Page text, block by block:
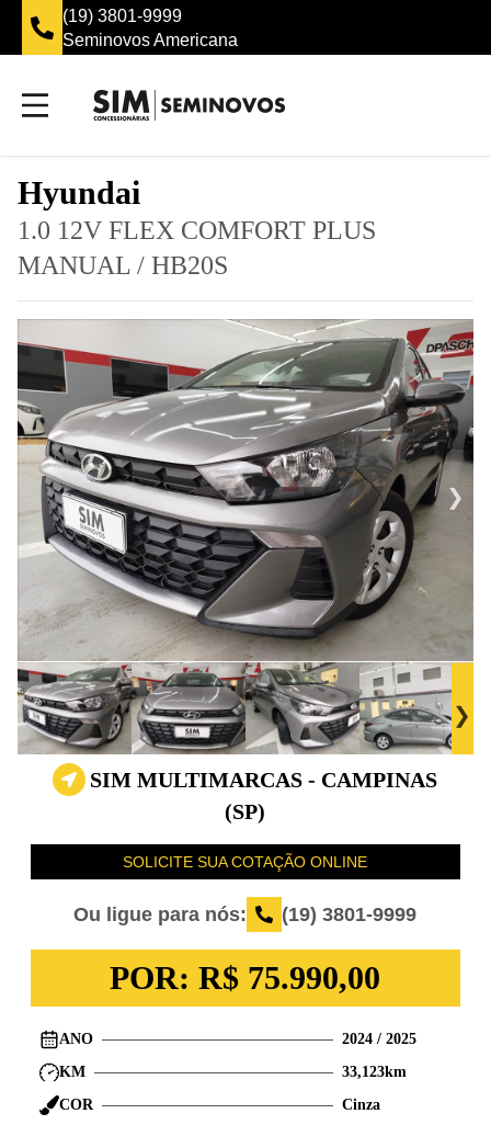
Seminovos Sumaré
Hyundai
1.0 12V FLEX COMFORT PLUS
MANUAL/ HB20S
SIM MULTIMARCAS - CAMPINAS
(SP)
SOLICITE SUA COTAÇÃO ONLINE
Ou ligue para nós: (19) 3801-9999
POR:R$ 75.990,00
ANO 2024/ 2025
KM
33,123km
COR
Cinza